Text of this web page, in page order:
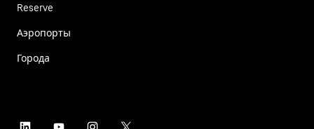
Reserve
Аэропорты
Города